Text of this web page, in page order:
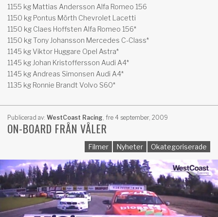
1155 kg Mattias Andersson Alfa Romeo 156
1150 kg Pontus Mörth Chevrolet Lacetti
1150 kg Claes Hoffsten Alfa Romeo 156*
1150 kg Tony Johansson Mercedes C-Class*
1145 kg Viktor Huggare Opel Astra*
1145 kg Johan Kristoffersson Audi A4*
1145 kg Andreas Simonsen Audi A4*
1135 kg Ronnie Brandt Volvo S60*
Publicerad av: WestCoast Racing fre 4 september, 2009
ON-BOARD FRÅN VÅLER
Filmer Nyheter Okategoriserade